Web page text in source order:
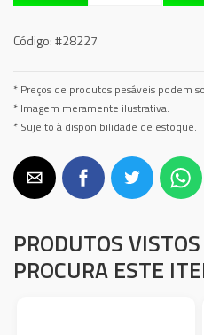
Código:#28227
* Preços de produtos pesáveis podem
* Imagem meramente ilustrativa.
* Sujeito à disponibilidade de estoque.
PRODUTOS
PROCURA ESTE